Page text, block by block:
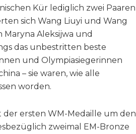
Kür lediglich zwei Paaren
sich Wang Liuyi und Wang
Maryna Aleksijwa und
das unbestritten beste
und Olympiasiegerinnen
– sie waren, wie alle
worden.
der ersten WM-Medaille um den
zweimal EM-Bronze